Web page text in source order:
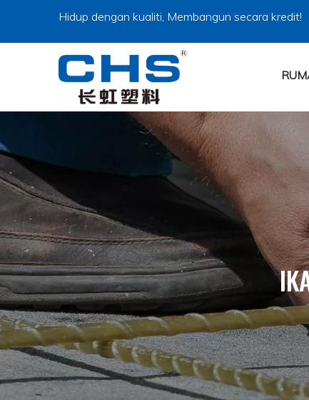
Hidup dengan kualiti, Membangun secara kredit!